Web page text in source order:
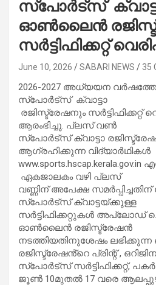
സ്പോർട്‌സ്
ഓൺലൈൻ
സർട്ടിഫിക്കറ്റ്
June 10, 2026 SABARI NEWS 35
2026-2027 അധ്യയന
സ്പോർട്‌സ് ക്വാട്ടാ
രജിസ്ട്രേഷനും സർട്ടിഫിക്കറ്റ്
ആരംഭിച്ചു. പ്ലസ് വൺ
സ്പോർട്‌സ് ക്വാട്ടാ
ആഗ്രഹിക്കുന്ന വിദ്യാർഥികൾ
ഏകജാലകം വഴി പ്ലസ്
വണ്ണിന് അപേക്ഷ സമർപ്പിച്ചതിന്
സ്പോർട്‌സ് ക്വാട്ടയ്ക്കുള്ള
സർട്ടിഫിക്കറ്റുകൾ അപ്‌ലോഡ്
ഓൺലൈൻ രജിസ്ട്രേഷൻ
നടത്തിയതിനുശേഷം
രജിസ്ട്രേഷൻ്റെ പ്രിന്റ് ,
സ്പോർട്സ് സർട്ടിഫിക്കറ്റ്,
ജൂൺ 10മുതൽ 17 വരെ